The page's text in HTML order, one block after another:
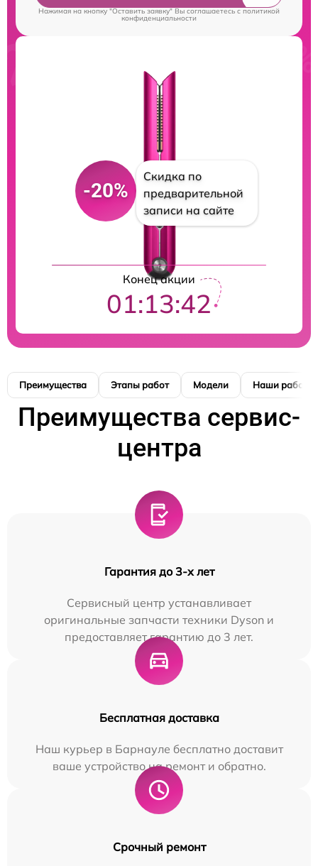
Нажимая на кнопку "Оставить заявку" Вы соглашаетесь cполитикой
конфиденциальности
-20%
Скидка по
предварительной
записи на сайте
Конец акции
01:13:42
Преимущества Этапы работ Модели Наши работы
Преимущества сервис-
центра
Гарантия до 3-х лет
Сервисный центр устанавливает
оригинальные запчасти техники Dyson и
предоставляет гарантию до 3 лет.
Бесплатная доставка
Наш курьер в Барнауле бесплатно доставит
ваше устройство на ремонт и обратно.
Срочный ремонт